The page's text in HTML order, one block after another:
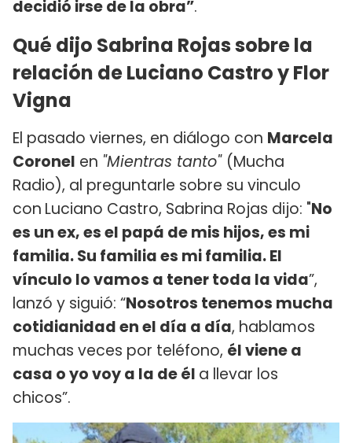
decidió irse de la obra”.
Qué dijo Sabrina Rojas sobre la
relación de Luciano Castro y Flor
Vigna
El pasado viernes, en diálogo con Marcela
Coronel en "Mientras tanto" (Mucha
Radio), al preguntarle sobre su vinculo
con Luciano Castro, Sabrina Rojas dijo: "No
es un ex, es el papá de mis hijos, es mi
familia. Su familia es mi familia. El
vínculo lo vamos a tener toda la vida”,
lanzó y siguió: “Nosotros tenemos mucha
cotidianidad en el día a día, hablamos
muchas veces por teléfono, él viene a
casa o yo voy a la de él a llevar los
chicos”.